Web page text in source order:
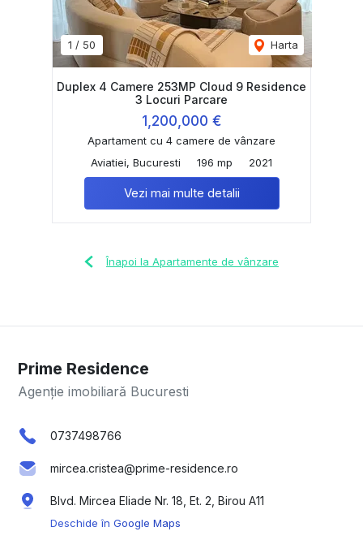
1 / 50 Harta
Duplex 4 Camere 253MP Cloud 9 Residence
3 Locuri Parcare
1,200,000 €
Apartament cu 4 camere de vânzare
Aviatiei, Bucuresti
196 mp 2021
Vezi mai multe detalii
Înapoi la Apartamente de vânzare
Prime Residence
Agenție imobiliară Bucuresti
0737498766
mircea.cristea@prime-residence.ro
Blvd. Mircea Eliade Nr. 18, Et. 2, Birou A11
Deschide în Google Maps